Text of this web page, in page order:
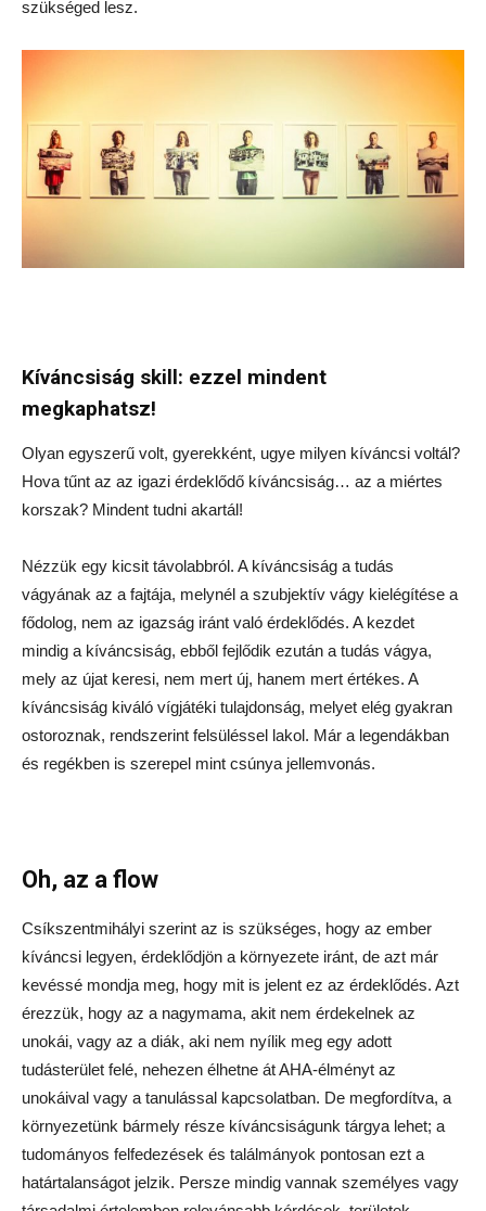
szükséged lesz.
Kíváncsiság skill: ezzel mindent
megkaphatsz!
Olyan egyszerű volt, gyerekként, ugye milyen kíváncsi voltál?
Hova tűnt az az igazi érdeklődő kíváncsiság… az a miértes
korszak? Mindent tudni akartál!
Nézzük egy kicsit távolabbról. A kíváncsiság a tudás
vágyának az a fajtája, melynél a szubjektív vágy kielégítése a
fődolog, nem az igazság iránt való érdeklődés. A kezdet
mindig a kíváncsiság, ebből fejlődik ezután a tudás vágya,
mely az újat keresi, nem mert új, hanem mert értékes. A
kíváncsiság kiváló vígjátéki tulajdonság, melyet elég gyakran
ostoroznak, rendszerint felsüléssel lakol. Már a legendákban
és regékben is szerepel mint csúnya jellemvonás.
Oh, az a flow
Csíkszentmihályi szerint az is szükséges, hogy az ember
kíváncsi legyen, érdeklődjön a környezete iránt, de azt már
kevéssé mondja meg, hogy mit is jelent ez az érdeklődés. Azt
érezzük, hogy az a nagymama, akit nem érdekelnek az
unokái, vagy az a diák, aki nem nyílik meg egy adott
tudásterület felé, nehezen élhetne át AHA-élményt az
unokáival vagy a tanulással kapcsolatban. De megfordítva, a
környezetünk bármely része kíváncsiságunk tárgya lehet; a
tudományos felfedezések és találmányok pontosan ezt a
határtalanságot jelzik. Persze mindig vannak személyes vagy